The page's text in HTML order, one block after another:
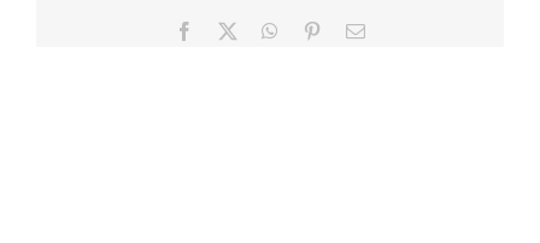
Facebook WhatsApp
PinterestCorreo